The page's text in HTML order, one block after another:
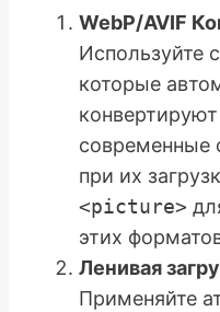
WebP/AVIF
Используйте
которые
современные
при их
<picture>
этих
Ленивая
Применяйте